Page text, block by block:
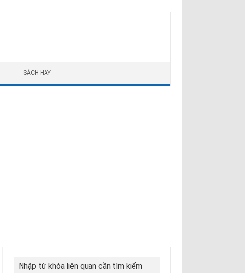
SÁCH HAY
Nhập từ khóa liên quan cần tìm kiểm